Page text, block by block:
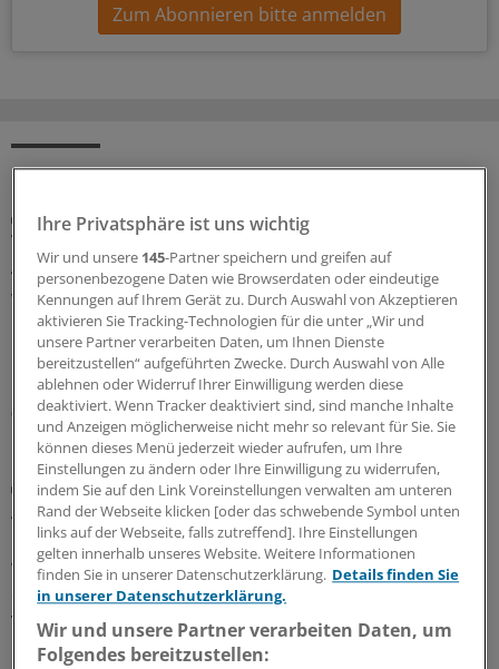
Zum Abonnieren bitte anmelden
MEHR ZUM THEMA
Porträt
Traumberuf Arzt: Für die Weiterbildung von
Aleppo nach Osnabrück
Wenn sie den Arztkittel tragen, sind die Zwillinge Yachar
und Yaman Shehabi kaum auseinanderzuhalten.
Deshalb versorgen sie Patienten nur im Doppelpack.
Doch das ist längst nicht ihre einzige Herausforderung.
08.08.2026
Sicherheit der Arzneitherapie
Anpassung der Medikation bei Hitzewellen:
Praktische Tipps für Ärzte
Wann und wie genau sollte die Arzneitherapie während
einer Hitzewelle angepasst werden? Die CALOR-Liste, die
von Medizinern entwickelt wurde, soll Praxisteams und
Pflegekräften Orientierung bieten.
Ihre Privatsphäre ist uns wichtig
Wir und unsere 145-Partner speichern und greifen auf
personenbezogene Daten wie Browserdaten oder eindeutige
Kennungen auf Ihrem Gerät zu. Durch Auswahl von Akzeptieren
aktivieren Sie Tracking-Technologien für die unter „Wir und
unsere Partner verarbeiten Daten, um Ihnen Dienste
bereitzustellen“ aufgeführten Zwecke. Durch Auswahl von Alle
ablehnen oder Widerruf Ihrer Einwilligung werden diese
deaktiviert. Wenn Tracker deaktiviert sind, sind manche Inhalte
und Anzeigen möglicherweise nicht mehr so relevant für Sie. Sie
können dieses Menü jederzeit wieder aufrufen, um Ihre
Einstellungen zu ändern oder Ihre Einwilligung zu widerrufen,
indem Sie auf den Link Voreinstellungen verwalten am unteren
Rand der Webseite klicken [oder das schwebende Symbol unten
links auf der Webseite, falls zutreffend]. Ihre Einstellungen
gelten innerhalb unseres Website. Weitere Informationen
finden Sie in unserer Datenschutzerklärung. Details finden Sie
in unserer Datenschutzerklärung.
Wir und unsere Partner verarbeiten Daten, um
Folgendes bereitzustellen: